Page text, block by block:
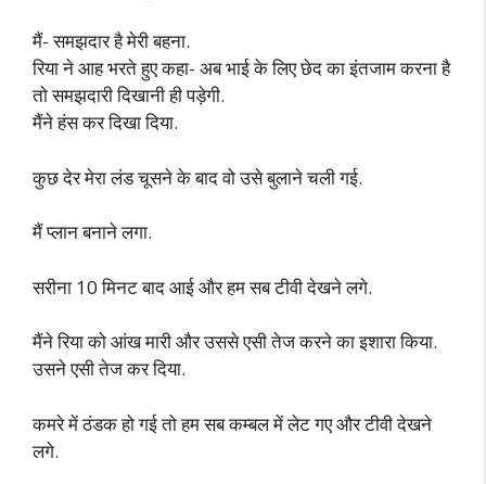
मैं- समझदार है मेरी बहना.
रिया ने आह भरते हुए कहा- अब भाई के लिए छेद का इंतजाम करना है
तो समझदारी दिखानी ही पड़ेगी.
मैंने हंस कर दिखा दिया.
कुछ देर मेरा लंड चूसने के बाद वो उसे बुलाने चली गई.
मैं प्लान बनाने लगा.
सरीना 10 मिनट बाद आई और हम सब टीवी देखने लगे.
मैंने रिया को आंख मारी और उससे एसी तेज करने का इशारा किया.
उसने एसी तेज कर दिया.
कमरे में ठंडक हो गई तो हम सब कम्बल में लेट गए और टीवी देखने
लगे.